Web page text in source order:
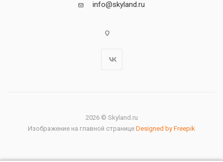
info@skyland.ru
2026 © Skyland.ru
Изображение на главной странице Designed by Freepik